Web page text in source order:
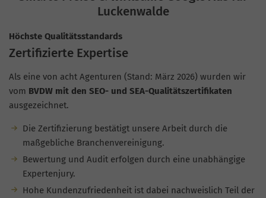
Luckenwalde
Höchste Qualitätsstandards
Zertifizierte Expertise
Als eine von acht Agenturen (Stand: März 2026) wurden wir
vom BVDW mit den SEO- und SEA-Qualitätszertifikaten
ausgezeichnet.
Die Zertifizierung bestätigt unsere Arbeit durch die
maßgebliche Branchenvereinigung.
Bewertung und Audit erfolgen durch eine unabhängige
Expertenjury.
Hohe Kundenzufriedenheit ist dabei nachweislich Teil der